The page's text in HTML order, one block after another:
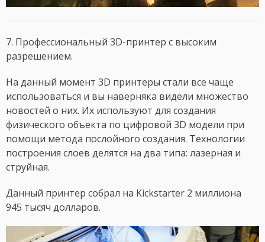
7. Профессиональный 3D-принтер с высоким
разрешением.
На данный момент 3D принтеры стали все чаще
использоваться и вы наверняка видели множество
новостей о них. Их используют для создания
физического объекта по цифровой 3D модели при
помощи метода послойного создания. Технологии
построения слоев делятся на два типа: лазерная и
струйная.
Данный принтер собрал на Kickstarter 2 миллиона
945 тысяч долларов.